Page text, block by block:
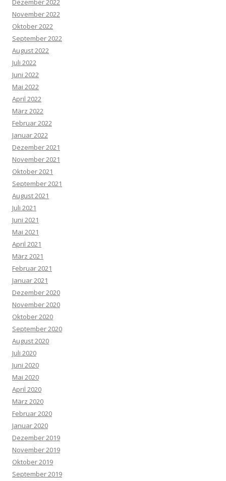
Dezember 2022
November 2022
Oktober 2022
September 2022
August 2022
Juli 2022
Juni 2022
Mai 2022
April 2022
März 2022
Februar 2022
Januar 2022
Dezember 2021
November 2021
Oktober 2021
September 2021
August 2021
Juli 2021
Juni 2021
Mai 2021
April 2021
März 2021
Februar 2021
Januar 2021
Dezember 2020
November 2020
Oktober 2020
September 2020
August 2020
Juli 2020
Juni 2020
Mai 2020
April 2020
März 2020
Februar 2020
Januar 2020
Dezember 2019
November 2019
Oktober 2019
September 2019